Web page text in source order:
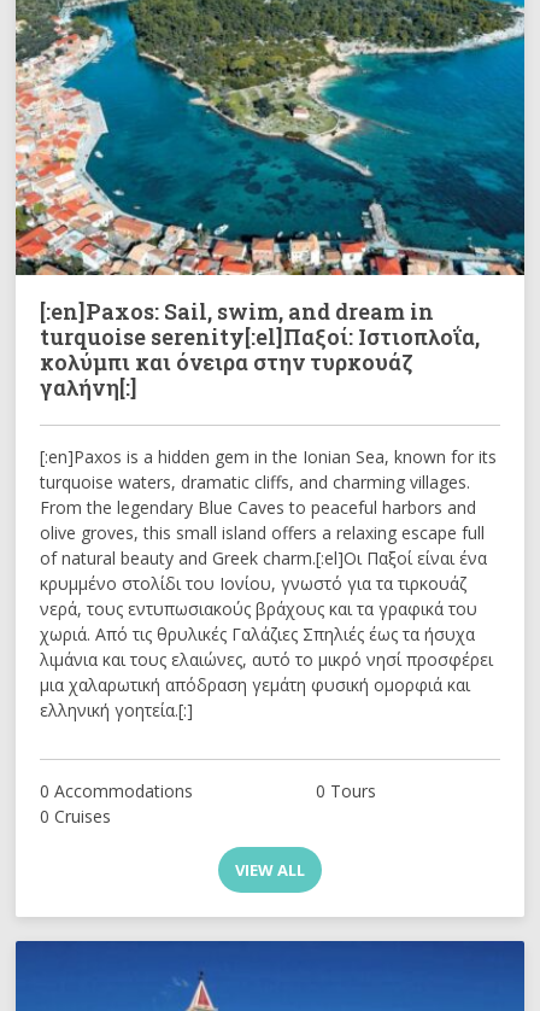
[:en]Paxos: Sail, swim, and dream in
turquoise serenity[:el]Παξοί: Ιστιοπλοΐα,
κολύμπι και όνειρα στην τυρκουάζ
γαλήνη[:]
[:en]Paxos is a hidden gem in the Ionian Sea, known for its
turquoise waters, dramatic cliffs, and charming villages.
From the legendary Blue Caves to peaceful harbors and
olive groves, this small island offers a relaxing escape full
of natural beauty and Greek charm.[:el]Οι Παξοί είναι ένα
κρυμμένο στολίδι του Ιονίου, γνωστό για τα τιρκουάζ
νερά, τους εντυπωσιακούς βράχους και τα γραφικά του
χωριά. Από τις θρυλικές Γαλάζιες Σπηλιές έως τα ήσυχα
λιμάνια και τους ελαιώνες, αυτό το μικρό νησί προσφέρει
μια χαλαρωτική απόδραση γεμάτη φυσική ομορφιά και
ελληνική γοητεία.[:]
0 Accommodations
0 Tours
0 Cruises
VIEW ALL